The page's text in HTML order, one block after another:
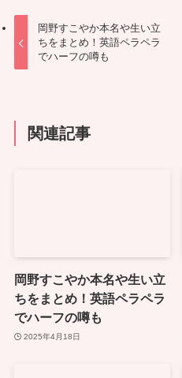
岡野すこやか本名や生い立
ちをまとめ！英語ペラペラ
でハーフの噂も
関連記事
岡野すこやか本名や生い立
ちをまとめ！英語ペラペラ
でハーフの噂も
2025年4月18日